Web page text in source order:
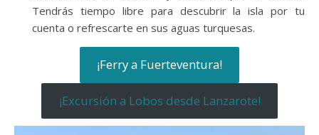
Tendrás tiempo libre para descubrir la isla por tu
cuenta o refrescarte en sus aguas turquesas.
¡Ferry a Fuerteventura!
¡Excursión a Lobos desde Lanzarote!